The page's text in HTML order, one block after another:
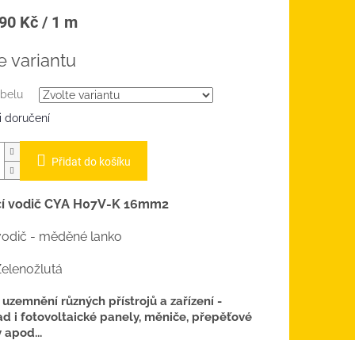
Kč / 1 m
variantu
doručení
Přidat do košíku
vodič CYA H07V-K 16mm2
- měděné lanko
uzemnění různých přístrojů a zařízení -
i fotovoltaické panely, měniče, přepěťové
apod...